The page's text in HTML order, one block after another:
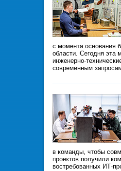
с момента основания
области. Сегодня эта
инженерно-
современным
в команды, чтобы
проектов получили
востребованных ИТ-